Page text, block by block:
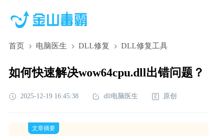
首页 电脑医生 DLL修复 DLL修复工具
如何快速解决wow64cpu.dll出错问题？
2025-12-19 16:45:38 dll电脑医生 原创
文章摘要